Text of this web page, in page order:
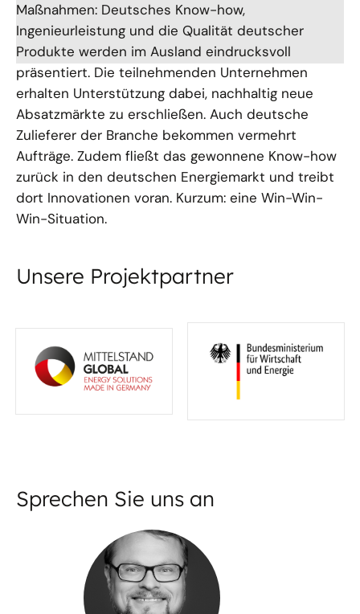
Maßnahmen: Deutsches Know-how,
Ingenieurleistung und die Qualität deutscher
Produkte werden im Ausland eindrucksvoll
präsentiert. Die teilnehmenden Unternehmen
erhalten Unterstützung dabei, nachhaltig neue
Absatzmärkte zu erschließen. Auch deutsche
Zulieferer der Branche bekommen vermehrt
Aufträge. Zudem fließt das gewonnene Know-how
zurück in den deutschen Energiemarkt und treibt
dort Innovationen voran. Kurzum: eine Win-Win-
Win-Situation.
Unsere Projektpartner
Sprechen Sie uns an